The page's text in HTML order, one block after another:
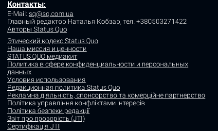
Контакты:
E-Mail: sq@sq.com.ua
Главный редактор Наталья Кобзар, тел. +380503271422
Авторы Status Quo
Этический кодекс Status Quo
Наша миссия и ценности
STATUS QUO медиакит
Политика в сфере конфиденциальности и персональных
данных
Условия использования
Редакционная политика Status Quo
Рекламна діяльність, спонсорство та комерційне партнерство
Політика управління конфліктами інтересів
Політика безпеки редакції
Звіт про прозорість (JTI)
Сертифікація JTI